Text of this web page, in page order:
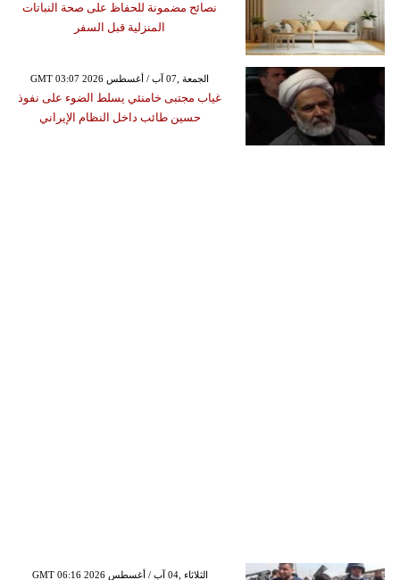
نصائح مضمونة للحفاظ على صحة النباتات
المنزلية قبل السفر
GMT 03:07 2026 الجمعة ,07 آب / أغسطس
غياب مجتبى خامنئي يسلط الضوء على نفوذ
حسين طائب داخل النظام الإيراني
GMT 06:16 2026 الثلاثاء ,04 آب / أغسطس